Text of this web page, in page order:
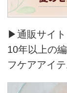
▶通販サイ
10年以上の
フケアアイテ